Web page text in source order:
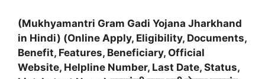
(Mukhyamantri Gram Gadi Yojana Jharkhand
in Hindi) (Online Apply, Eligibility, Documents,
Benefit, Features, Beneficiary, Official
Website, Helpline Number, Last Date, Status,